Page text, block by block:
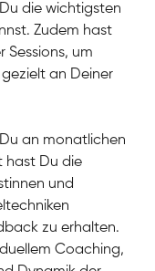
die wichtigsten
Zudem hast
Sessions, um
an Deiner
an monatlichen
hast Du die
und
zu erhalten.
Coaching,